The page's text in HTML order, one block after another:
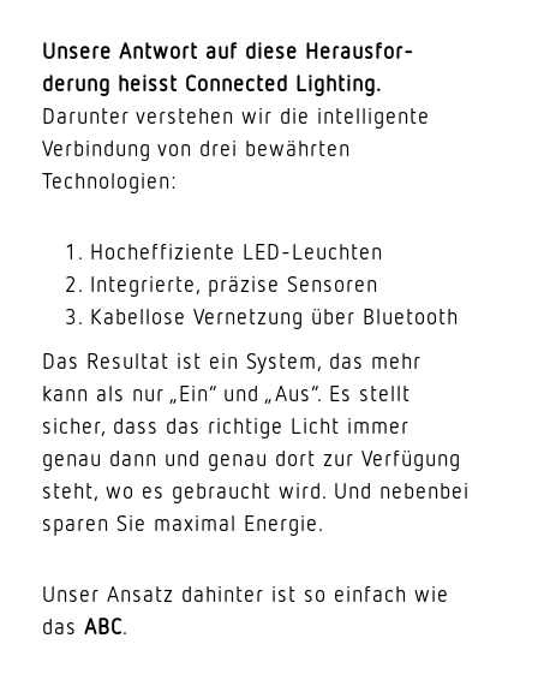
Unsere Antwort auf diese Heraus­for­
derung heisst Connected Lighting.
Darunter verstehen wir die intel­li­gente
Verbindung von drei bewährten
Technologien:
Hoch­ef­fi­ziente LED-Leuchten
Inte­grierte, präzise Sensoren
Kabellose Vernetzung über Bluetooth
Das Resultat ist ein System, das mehr
kann als nur „Ein“ und „Aus“. Es stellt
sicher, dass das richtige Licht immer
genau dann und genau dort zur Verfügung
steht, wo es gebraucht wird. Und nebenbei
sparen Sie maximal Energie.
Unser Ansatz dahinter ist so einfach wie
das ABC.